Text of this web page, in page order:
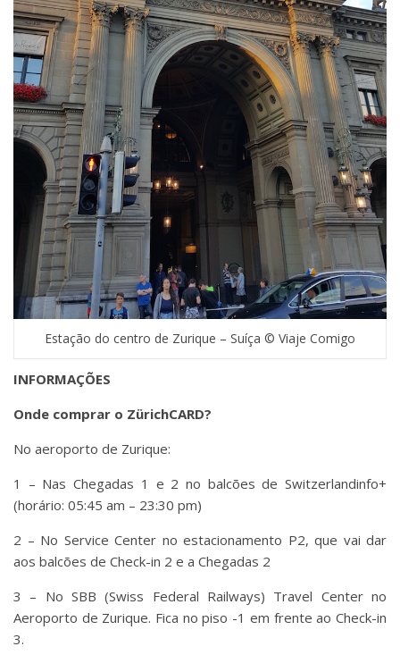
Estação do centro de Zurique – Suíça © Viaje Comigo
INFORMAÇÕES
Onde comprar o ZürichCARD?
No aeroporto de Zurique:
1 – Nas Chegadas 1 e 2 no balcões de Switzerlandinfo+
(horário: 05:45 am – 23:30 pm)
2 – No Service Center no estacionamento P2, que vai dar
aos balcões de Check-in 2 e a Chegadas 2
3 – No SBB (Swiss Federal Railways) Travel Center no
Aeroporto de Zurique. Fica no piso -1 em frente ao Check-in
3.